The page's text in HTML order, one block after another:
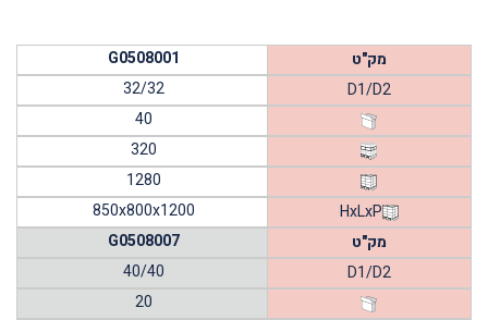
מק"ט
G0508001
D1/D2
32/32
40
320
1280
HxLxP
850x800x1200
מק"ט
G0508007
D1/D2
40/40
20